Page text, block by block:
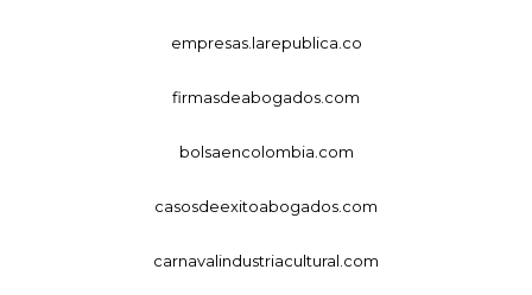
empresas.larepublica.co
firmasdeabogados.com
bolsaencolombia.com
casosdeexitoabogados.com
carnavalindustriacultural.com